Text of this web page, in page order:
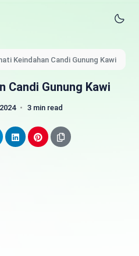
Keindahan Candi Gunung Kawi
Candi Gunung Kawi
3 min read